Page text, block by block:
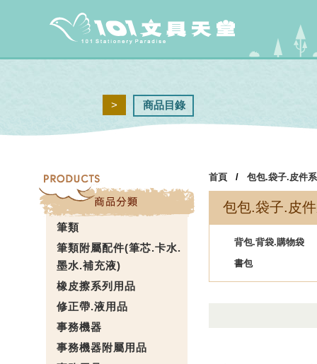
> 商品目錄
筆類
筆類附屬配件(筆芯.卡水.
墨水.補充液)
橡皮擦系列用品
修正帶.液用品
事務機器
事務機器附屬用品
首頁 / 包包.袋子.皮件
包包.袋子.皮
背包.背袋.購物袋
書包